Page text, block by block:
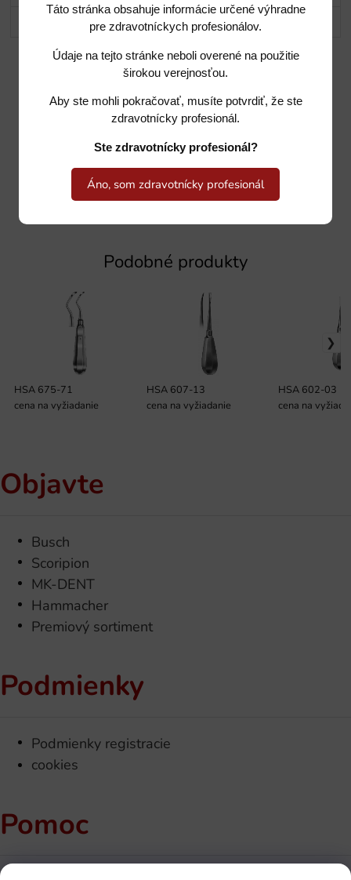
Táto stránka obsahuje informácie určené výhradne
pre zdravotníckych profesionálov.
Údaje na tejto stránke neboli overené na použitie
širokou verejnosťou.
Aby ste mohli pokračovať, musíte potvrdiť, že ste
zdravotnícky profesionál.
Ste zdravotnícky profesionál?
Áno, som zdravotnícky profesionál
Potrebujete poradiť?
Podobné produkty
HSA 675-71
cena na vyžiadanie
HSA 607-13
cena na vyžiadanie
HSA 602-03
cena na
Objavte
Busch
Scoripion
MK-DENT
Hammacher
Premiový sortiment
Podmienky
Podmienky registracie
cookies
Pomoc